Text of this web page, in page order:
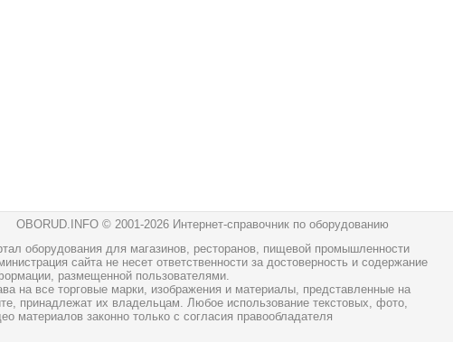
OBORUD.INFO © 2001-2026 Интернет-справочник по оборудованию
оборудования для магазинов, ресторанов, пищевой промышленности
сайта не несет ответственности за достоверность и содержание
размещенной пользователями.
на все торговые марки, изображения и материалы, представленные на
принадлежат их владельцам. Любое использование текстовых, фото,
материалов законно только с согласия правообладателя